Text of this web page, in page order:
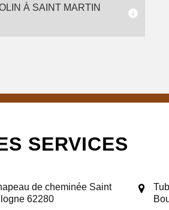
À SAINT MARTIN
SERVICES
de cheminée Saint
62280